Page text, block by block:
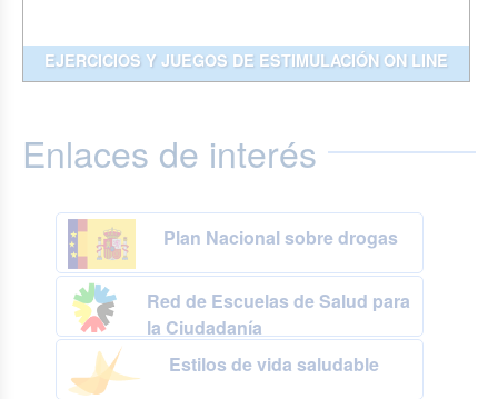
EJERCICIOS Y JUEGOS DE ESTIMULACIÓN ON LINE
Enlaces de interés
Plan Nacional sobre drogas
Red de Escuelas de Salud para
la Ciudadanía
Estilos de vida saludable